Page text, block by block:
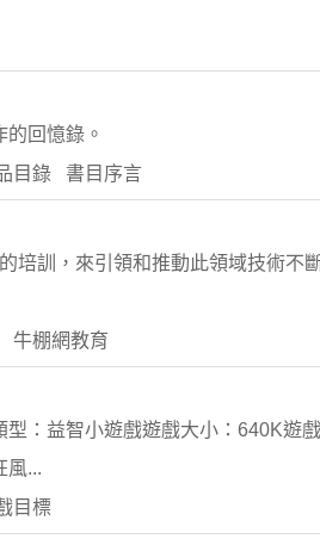
的回憶錄。
目錄 書目序言
培訓，來引領和推動此領域技術
牛棚網教育
：益智小遊戲遊戲大小：640K遊
風...
目標